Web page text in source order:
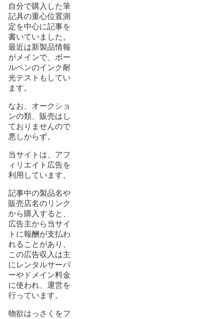
自分で購入した筆
記具の重心位置測
定を中心に記事を
書いていました。
最近は新製品情報
がメインで、ボー
ルペンのインク耐
光テストもしてい
ます。
なお、オークショ
ンの類、販売はし
ておりませんので
悪しからず。
当サイトは、アフ
ィリエイト広告を
利用しています。
記事中の製品名や
販売店名のリンク
から購入すると、
広告主から当サイ
トに報酬が支払わ
れることがあり、
この広告収入は主
にレンタルサーバ
ーやドメイン料金
に使われ、運営を
行っています。
物欲はっさくをフ